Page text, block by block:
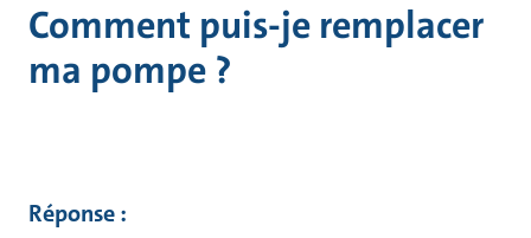
Comment puis-je remplacer
ma pompe ?
Réponse :